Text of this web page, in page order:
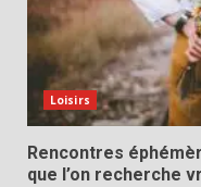
Loisirs
Rencontres
que l’on recherche